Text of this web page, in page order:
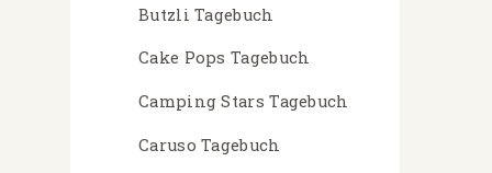
Butzli Tagebuch
Cake Pops Tagebuch
Camping Stars Tagebuch
Caruso Tagebuch